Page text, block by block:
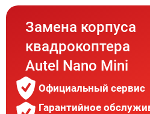
Замена корпуса
квадрокоптера
Autel Nano Mini
Официальный сервис
Гарантийное